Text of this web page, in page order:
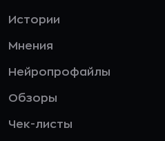
Истории
Мнения
Нейропрофайлы
Обзоры
Чек-листы